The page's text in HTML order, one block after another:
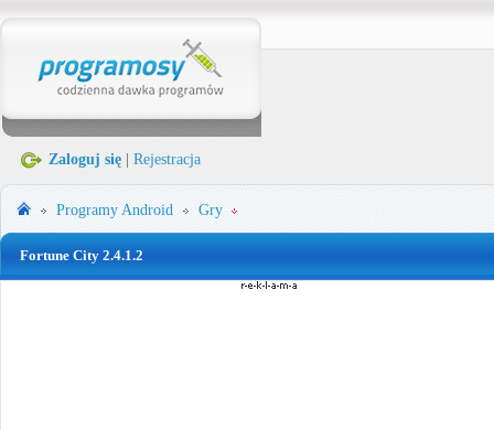
Zaloguj się Rejestracja
ProgramyAndroid Gry
Fortune City 2.4.1.2